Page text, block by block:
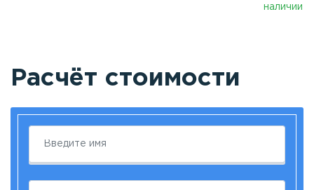
наличии
Расчёт стоимости